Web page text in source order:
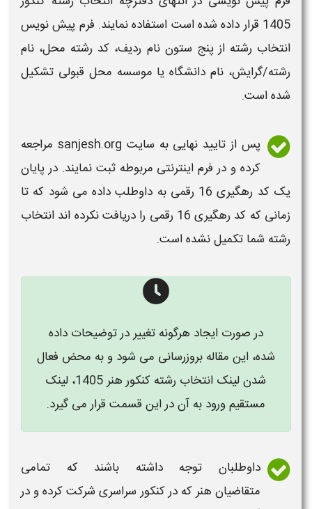
1405 قرار داده شده است استفاده نمایند. فرم پیش نویس
انتخاب رشته از پنج ستون نام ردیف، کد رشته محل، نام
رشته/گرایش، نام دانشگاه یا موسسه محل قبولی تشکیل
شده است.
پس از تایید نهایی به سایت sanjesh.org مراجعه
کرده و در فرم اینترنتی مربوطه ثبت نمایند. در پایان
یک کد رهگیری 16 رقمی به داوطلب داده می شود که تا
زمانی که کد رهگیری 16 رقمی را دریافت نکرده اند
انتخاب
رشته شما تکمیل نشده است.
در صورت ایجاد هرگونه تغییر در توضیحات داده
شده، این مقاله بروزرسانی می شود و به محض فعال
شدن لینک انتخاب رشته کنکور هنر 1405، لینک
مستقیم ورود به آن در این قسمت قرار می گیرد.
داوطلبان توجه داشته باشند که تمامی
متقاضیان هنر که درکنکور سراسریشرکت کرده و در